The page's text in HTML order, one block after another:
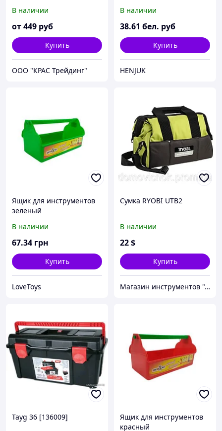
В наличии
от449 руб
Купить
ООО "КРАС Трейдинг"
В наличии
38.61 бел. руб
Купить
HENJUK
Ящик для инструментов
зеленый
В наличии
67.34 грн
Купить
LoveToys
Сумка RYOBI UTB2
В наличии
22$
Купить
Магазин инструментов "Домовичок"
Tayg 36 [136009]
Ящик для инструментов
красный